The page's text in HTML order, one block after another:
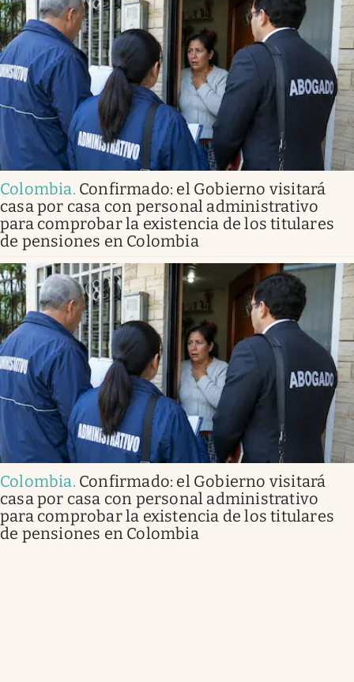
Colombia. Confirmado: el Gobierno visitará
casa por casa con personal administrativo
para comprobar la existencia de los titulares
de pensiones en Colombia
Colombia. Confirmado: el Gobierno visitará
casa por casa con personal administrativo
para comprobar la existencia de los titulares
de pensiones en Colombia